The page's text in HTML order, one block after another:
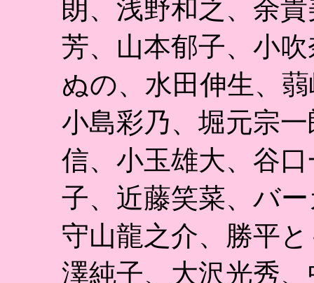
朗、浅野和之、余
芳、山本郁子、小
ぬの、水田伸生、
小島彩乃、堀元宗
信、小玉雄大、谷
子、近藤笑菜、バ
守山龍之介、勝平
澤純子、大沢光秀